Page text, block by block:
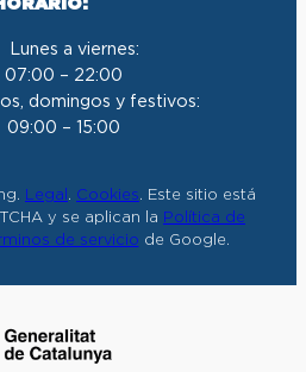
Lunes a viernes:
07:00 – 22:00
domingos y festivos:
09:00 – 15:00
Legal . Cookies. Este sitio está
y se aplican la Política de
de servicio de Google.